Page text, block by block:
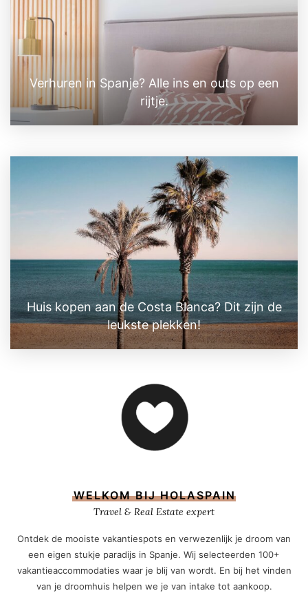
Verhuren in Spanje? Alle ins en outs op een
rijtje.
Huis kopen aan de Costa Blanca? Dit zijn de
leukste plekken!
WELKOM BIJ HOLASPAIN
Travel & Real Estate expert
Ontdek de mooiste vakantiespots en verwezenlijk je droom van
een eigen stukje paradijs in Spanje. Wij selecteerden 100+
vakantieaccommodaties waar je blij van wordt. En bij het vinden
van je droomhuis helpen we je van intake tot aankoop.